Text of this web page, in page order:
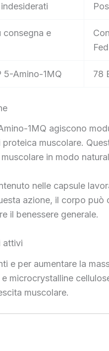
consegna e
5-Amino-1MQ 78
1MQ agiscono
proteica muscolare.
in modo
nelle capsule
azione, il corpo
il benessere generale.
attivi
e per aumentare la
microcrystalline
muscolare.